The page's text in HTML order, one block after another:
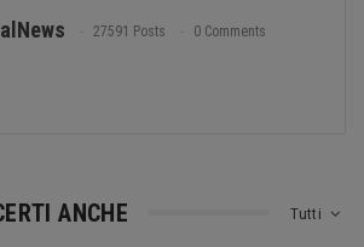
27591 Posts 0 Comments
Tutti
ANCHE